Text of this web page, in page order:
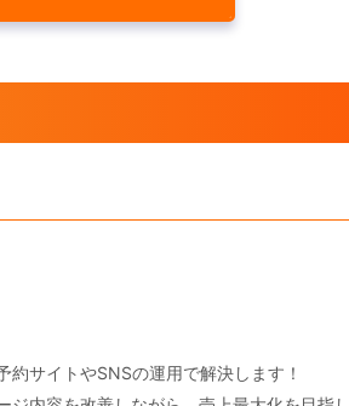
サイトやSNSの運用で解決します！